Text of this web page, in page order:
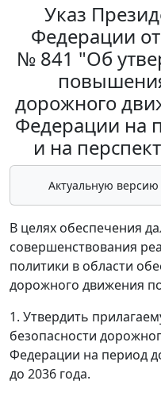
Указ
Федерации
№ 841 "Об
дорожного
Федерации на
и на
Актуальную
В целях обеспечения
совершенствования
политики в области
дорожного движения
1. Утвердить
безопасности
Федерации на период
до 2036 года.